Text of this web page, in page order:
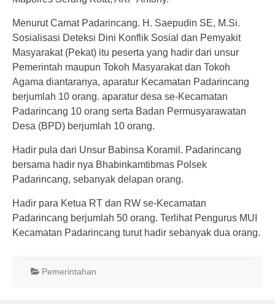
Menurut Camat Padarincang. H. Saepudin SE, M.Si.
Sosialisasi Deteksi Dini Konflik Sosial dan Pemyakit
Masyarakat (Pekat) itu peserta yang hadir dari unsur
Pemerintah maupun Tokoh Masyarakat dan Tokoh
Agama diantaranya, aparatur Kecamatan Padarincang
berjumlah 10 orang. aparatur desa se-Kecamatan
Padarincang 10 orang serta Badan Permusyarawatan
Desa (BPD) berjumlah 10 orang.
Hadir pula dari Unsur Babinsa Koramil. Padarincang
bersama hadir nya Bhabinkamtibmas Polsek
Padarincang, sebanyak delapan orang.
Hadir para Ketua RT dan RW se-Kecamatan
Padarincang berjumlah 50 orang. Terlihat Pengurus MUI
Kecamatan Padarincang turut hadir sebanyak dua orang.
Pemerintahan